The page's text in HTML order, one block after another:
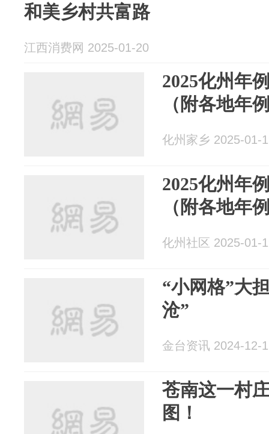
和美乡村共富路
江西消费网 2025-01-20
2025化州年
（附各地年
化州家乡 2025-01-
2025化州年
（附各地年
化州社区 2025-01-
“小网格”大
沧”
金台资讯 2024-12-
苍南这一村
图！